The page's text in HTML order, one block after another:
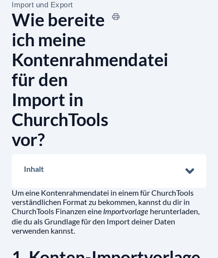
Import und Export
Wie bereite
ich meine
Kontenrahmendatei
für den
Import in
ChurchTools
vor?
Inhalt
Um eine Kontenrahmendatei in einem für ChurchTools
verständlichen Format zu bekommen, kannst du dir in
ChurchTools Finanzen eine Importvorlage herunterladen,
die du als Grundlage für den Import deiner Daten
verwenden kannst.